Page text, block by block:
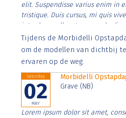
elit. Suspendisse varius enim in
tristique. Duis cursus, mi quis
interdum nulla, ut commodo
Aenean faucibus nibh et justo
imperdiet. Nunc ut sem vitae
Tijdens de Morbidelli
om de modellen van dichtbij
ervaren op de weg.
Saturday
02
MAY
Morbidelli
Grave (NB)
Lorem ipsum dolor sit amet,